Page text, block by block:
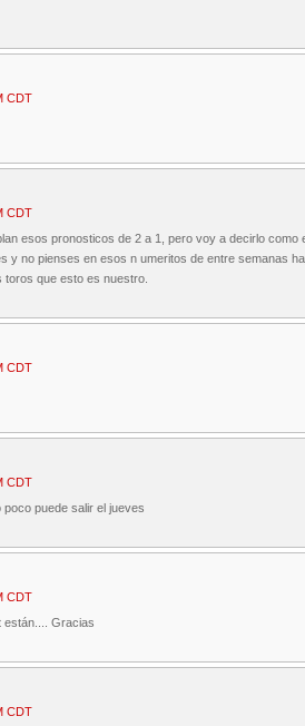
CDT
CDT
esos pronosticos de 2 a 1, pero voy a decirlo como
y no pienses en esos n umeritos de entre semanas
que esto es nuestro.
CDT
CDT
puede salir el jueves
CDT
están.... Gracias
CDT